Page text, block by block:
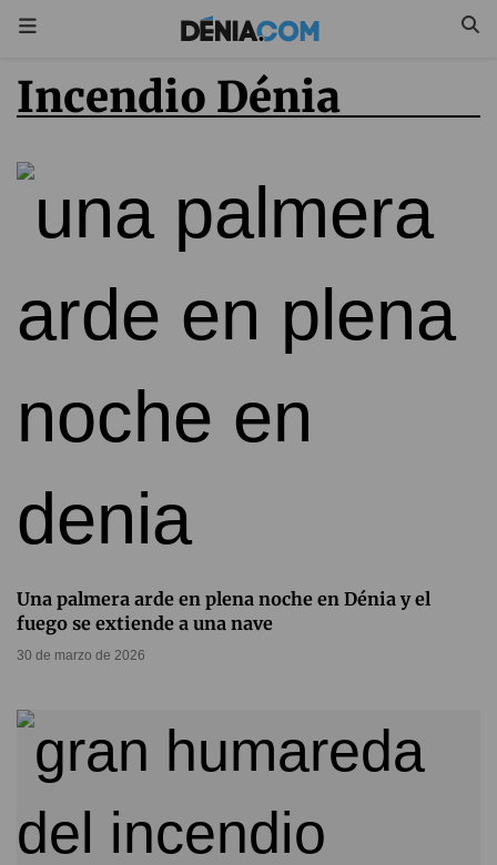
Incendio Dénia
Una palmera arde en plena noche en Dénia y el
fuego se extiende a una nave
30 de marzo de 2026